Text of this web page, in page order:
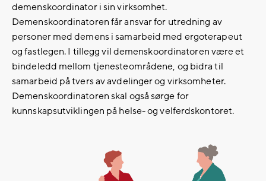
demenskoordinator i sin virksomhet.
Demenskoordinatoren får ansvar for utredning av
personer med demens i samarbeid med ergoterapeut
og fastlegen. I tillegg vil demenskoordinatoren være et
bindeledd mellom tjenesteområdene, og bidra til
samarbeid på tvers av avdelinger og virksomheter.
Demenskoordinatoren skal også sørge for
kunnskapsutviklingen på helse- og velferdskontoret.